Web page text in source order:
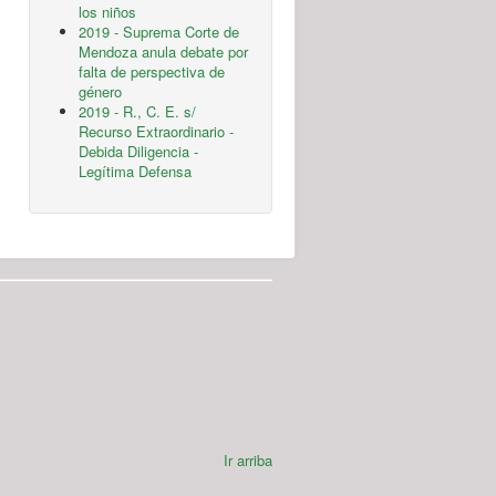
los niños
2019 - Suprema Corte de
Mendoza anula debate por
falta de perspectiva de
género
2019 - R., C. E. s/
Recurso Extraordinario -
Debida Diligencia -
Legítima Defensa
Ir arriba